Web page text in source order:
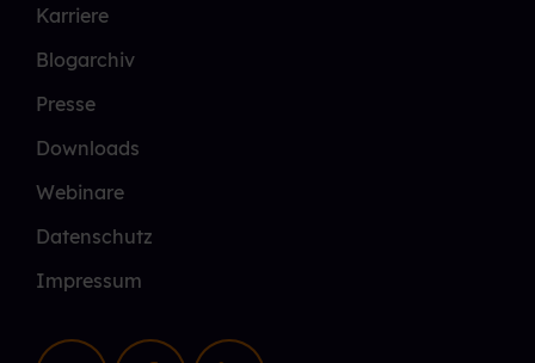
Karriere
Blogarchiv
Presse
Downloads
Webinare
Datenschutz
Impressum